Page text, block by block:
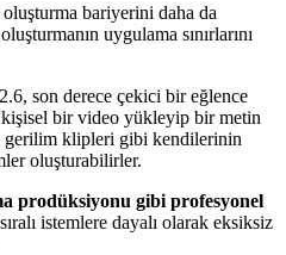
oluşturma bariyerini daha da
uygulama sınırlarını
son derece çekici bir eğlence
bir video yükleyip bir metin
klipleri gibi kendilerinin
oluşturabilirler.
prodüksiyonu gibi profesyonel
istemlere dayalı olarak eksiksiz